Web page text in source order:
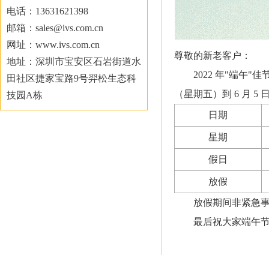
电话：13631621398
邮箱：sales@ivs.com.cn
网址：www.ivs.com.cn
地址：深圳市宝安区石岩街道水
田社区捷家宝路9号羿松生态科
技园A栋
尊敬的新老客户：
2022 年"端午"佳
（星期五）到 6 月 5
日期
星期
假日
放假
放假期间非紧急
最后祝大家端午